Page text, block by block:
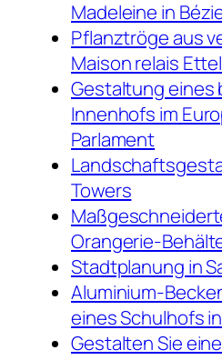
Madeleine in
Pflanztröge aus
Maison relais
Gestaltung eines
Innenhofs im
Parlament
Towers
Orangerie-
Stadtplanung in
Aluminium-
eines Schulhofs
Gestalten Sie